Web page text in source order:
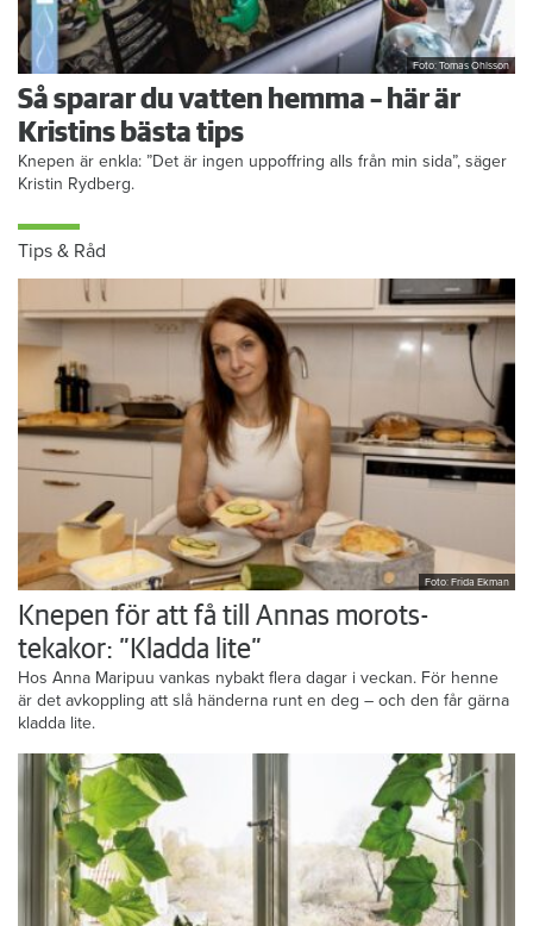
Foto: Tomas Ohlsson
Så sparar du vatten hemma – här är
Kristins bästa tips
Knepen är enkla: ”Det är ingen uppoffring alls från min sida”, säger
Kristin Rydberg.
Tips & Råd
Foto: Frida Ekman
Knepen för att få till Annas morots-
tekakor: ”Kladda lite”
Hos Anna Maripuu vankas nybakt flera dagar i veckan. För henne
är det avkoppling att slå händerna runt en deg – och den får gärna
kladda lite.